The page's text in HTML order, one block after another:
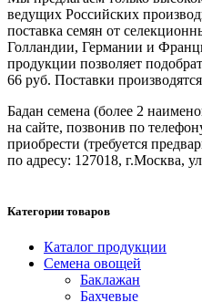
ведущих Российских
поставка семян от
Голландии, Германии и
продукции позволяет
66 руб. Поставки
Бадан семена (более 2
на сайте, позвонив по
приобрести (требуется
по адресу: 127018, г.Москва,
Категории товаров
Каталог продукции
Семена овощей
Баклажан
Бахчевые